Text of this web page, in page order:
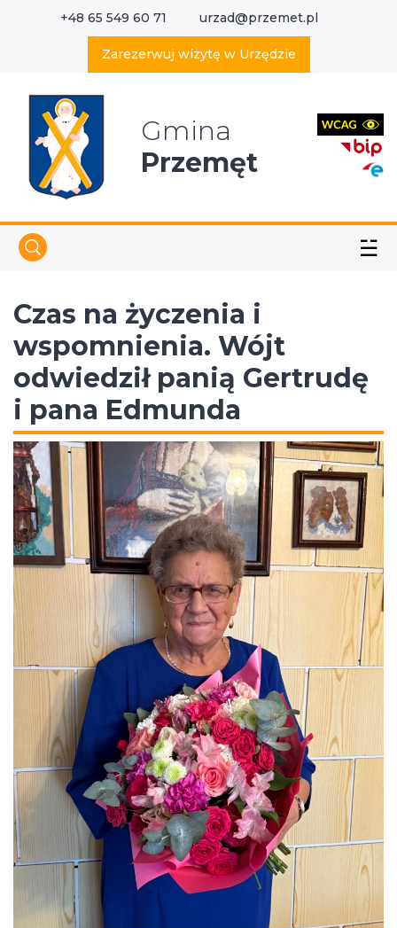
+48 65 549 60 71 urzad@przemet.pl
Zarezerwuj wizytę w Urzędzie
Gmina
Przemęt
☱
Czas na życzenia i
wspomnienia. Wójt
odwiedził panią Gertrudę
i pana Edmunda
Wyszukaj w serwisie